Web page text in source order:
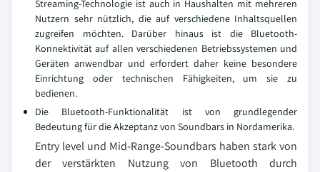
Streaming-Technologie ist auch in Haushalten mit mehreren
Nutzern sehr nützlich, die auf verschiedene Inhaltsquellen
zugreifen möchten. Darüber hinaus ist die Bluetooth-
Konnektivität auf allen verschiedenen Betriebssystemen und
Geräten anwendbar und erfordert daher keine besondere
Einrichtung oder technischen Fähigkeiten, um sie zu
bedienen.
Die Bluetooth-Funktionalität ist von grundlegender
Bedeutung für die Akzeptanz von Soundbars in Nordamerika.
Entry level und Mid-Range-Soundbars haben stark von
der verstärkten Nutzung von Bluetooth durch